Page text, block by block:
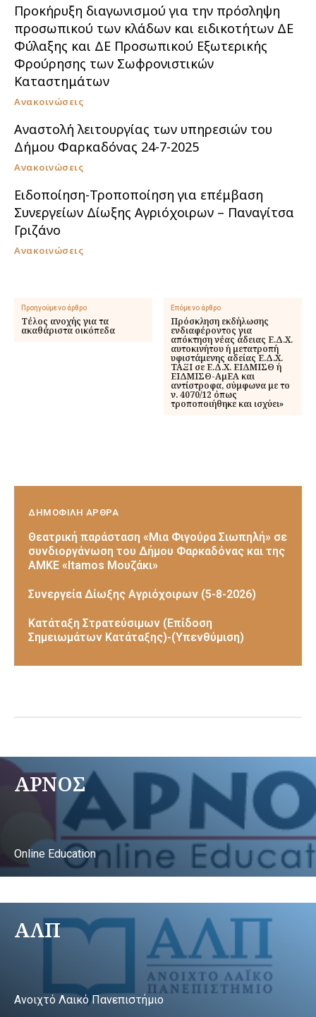
Προκήρυξη διαγωνισμού για την πρόσληψη
προσωπικού των κλάδων και ειδικοτήτων ΔΕ
Φύλαξης και ΔΕ Προσωπικού Εξωτερικής
Φρούρησης των Σωφρονιστικών
Καταστημάτων
Ανακοινώσεις
Αναστολή λειτουργίας των υπηρεσιών του
Δήμου Φαρκαδόνας 24-7-2025
Ανακοινώσεις
Ειδοποίηση-Τροποποίηση για επέμβαση
Συνεργείων Δίωξης Αγριόχοιρων – Παναγίτσα
Γριζάνο
Ανακοινώσεις
Προηγούμενο άρθρο
Τέλος ανοχής για τα
ακαθάριστα οικόπεδα
Επόμενο άρθρο
Πρόσκληση εκδήλωσης
ενδιαφέροντος για
απόκτηση νέας άδειας Ε.Δ.Χ.
αυτοκινήτου ή μετατροπή
υφιστάμενης αδείας Ε.Δ.Χ.
ΤΑΞΙ σε Ε.Δ.Χ. ΕΙΔΜΙΣΘ ή
ΕΙΔΜΙΣΘ-ΑμΕΑ και
αντίστροφα, σύμφωνα με το
ν. 4070/12 όπως
τροποποιήθηκε και ισχύει»
ΔΗΜΟΦΙΛΗ ΑΡΘΡΑ
Θεατρική παράσταση «Μια Φιγούρα Σιωπηλή» σε
συνδιοργάνωση του Δήμου Φαρκαδόνας και της
ΑΜΚΕ «Itamos Μουζάκι»
Συνεργεία Δίωξης Αγριόχοιρων (5-8-2026)
Κατάταξη Στρατεύσιμων (Επίδοση
Σημειωμάτων Κατάταξης)-(Υπενθύμιση)
ΑΡΝΟΣ
Online Education
ΑΛΠ
Ανοιχτό Λαικό Πανεπιστήμιο